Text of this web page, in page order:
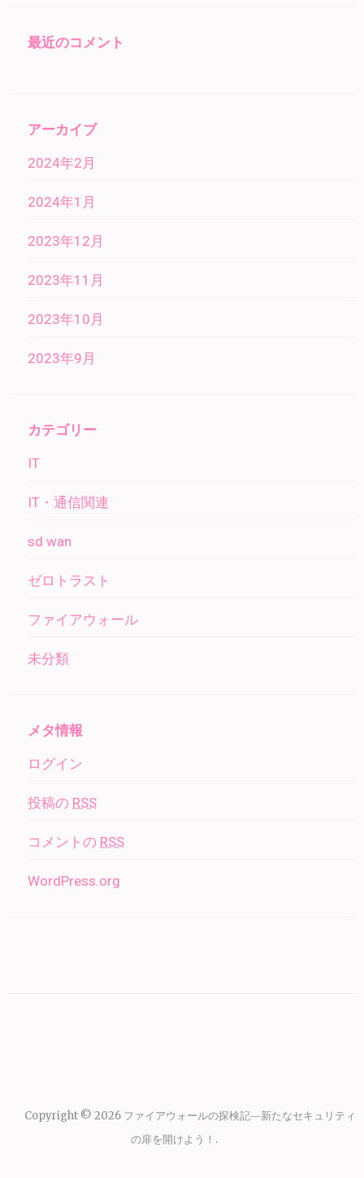
最近のコメント
アーカイブ
2024年2月
2024年1月
2023年12月
2023年11月
2023年10月
2023年9月
カテゴリー
IT
IT・通信関連
sd wan
ゼロトラスト
ファイアウォール
未分類
メタ情報
ログイン
投稿の RSS
コメントの RSS
WordPress.org
Copyright © 2026 ファイアウォールの探検記―新たなセキュリティ
の扉を開けよう！ .